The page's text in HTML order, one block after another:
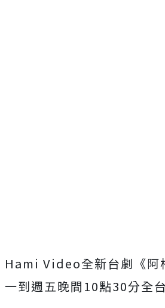
Hami Video全新台劇《阿
一到週五晚間10點30分全